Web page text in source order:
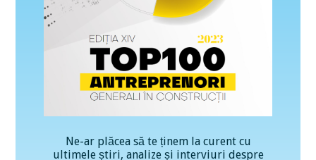
Ne-ar plăcea să te ținem la curent cu
ultimele știri, analize și interviuri despre